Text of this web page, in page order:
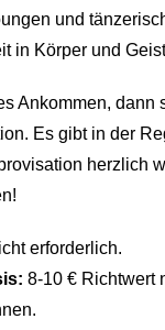
und
in Körper und
Ankommen, dann
Es gibt in der
herzlich
erforderlich.
8-10 € Richtwert